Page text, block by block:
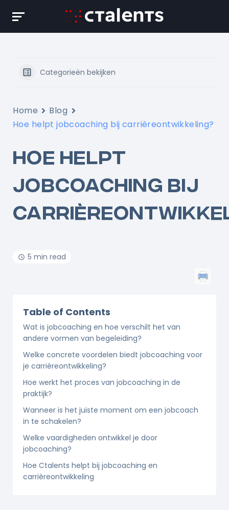
content
Categorieën bekijken
Home
Blog
Hoe helpt jobcoaching bij carrièreontwikkeling?
HOE HELPT
JOBCOACHING BIJ
5 min read
Table of Contents
Wat is jobcoaching en hoe verschilt het van
andere vormen van begeleiding?
Welke concrete voordelen biedt jobcoaching voor
je carrièreontwikkeling?
Hoe werkt het proces van jobcoaching in de
praktijk?
Wanneer is het juiste moment om een jobcoach
in te schakelen?
Welke vaardigheden ontwikkel je door
jobcoaching?
Hoe Ctalents helpt bij jobcoaching en
carrièreontwikkeling